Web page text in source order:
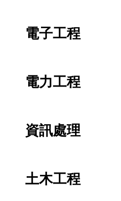
電子工程
電力工程
資訊處理
土木工程